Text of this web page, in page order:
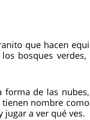
que hacen
bosques verdes,
forma de las
nombre
a ver qué ves.